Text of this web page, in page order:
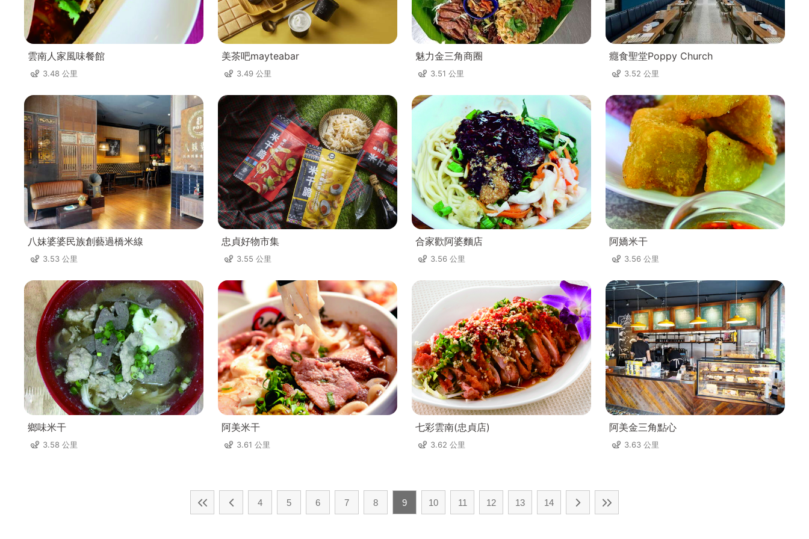
雲南人家風味餐館
3.48 公里
美茶吧mayteabar
3.49 公里
魅力金三角商圈
3.51 公里
癮食聖堂Poppy Church
3.52 公里
八妹婆婆民族創藝過橋米線
3.53 公里
忠貞好物市集
3.55 公里
合家歡阿婆麵店
3.56 公里
阿嬌米干
3.56 公里
鄉味米干
3.58 公里
阿美米干
3.61 公里
七彩雲南(忠貞店)
3.62 公里
阿美金三角點心
3.63 公里
4 5 6 7 8 9 10 11 12 13 14